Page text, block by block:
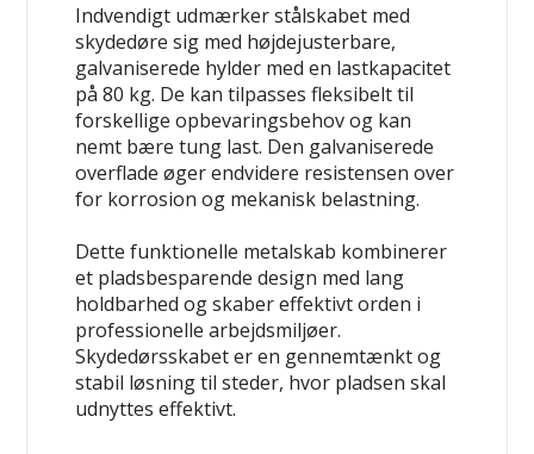
Indvendigt udmærker stålskabet med
skydedøre sig med højdejusterbare,
galvaniserede hylder med en lastkapacitet
på 80 kg. De kan tilpasses fleksibelt til
forskellige opbevaringsbehov og kan
nemt bære tung last. Den galvaniserede
overflade øger endvidere resistensen over
for korrosion og mekanisk belastning.
Dette funktionelle metalskab kombinerer
et pladsbesparende design med lang
holdbarhed og skaber effektivt orden i
professionelle arbejdsmiljøer.
Skydedørsskabet er en gennemtænkt og
stabil løsning til steder, hvor pladsen skal
udnyttes effektivt.